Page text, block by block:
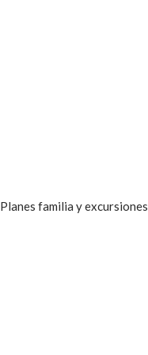
Planes familia y excursiones